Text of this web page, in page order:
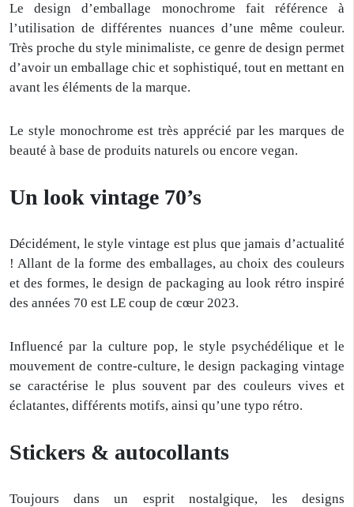
Le design d’emballage monochrome fait référence à
l’utilisation de différentes nuances d’une même couleur.
Très proche du style minimaliste, ce genre de design permet
d’avoir un emballage chic et sophistiqué, tout en mettant en
avant les éléments de la marque.
Le style monochrome est très apprécié par les marques de
beauté à base de produits naturels ou encore vegan.
Un look vintage 70’s
Décidément, le style vintage est plus que jamais d’actualité
! Allant de la forme des emballages, au choix des couleurs
et des formes, le design de packaging au look rétro inspiré
des années 70 est LE coup de cœur 2023.
Influencé par la culture pop, le style psychédélique et le
mouvement de contre-culture, le design packaging vintage
se caractérise le plus souvent par des couleurs vives et
éclatantes, différents motifs, ainsi qu’une typo rétro.
Stickers & autocollants
Toujours dans un esprit nostalgique, les designs